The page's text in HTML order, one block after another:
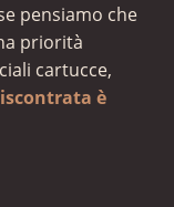
pensiamo che
priorità
cartucce,
è